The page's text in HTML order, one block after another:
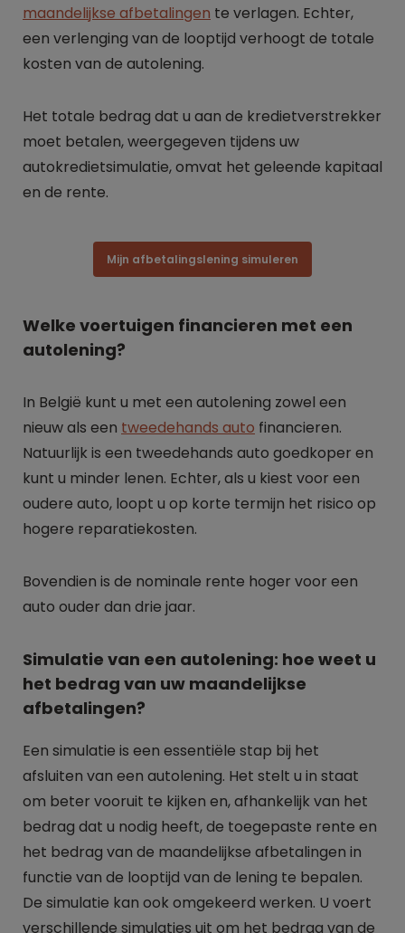
maandelijkse afbetalingen te verlagen. Echter,
een verlenging van de looptijd verhoogt de totale
kosten van de autolening.
Het totale bedrag dat u aan de kredietverstrekker
moet betalen, weergegeven tijdens uw
autokredietsimulatie, omvat het geleende kapitaal
en de rente.
Mijn afbetalingslening simuleren
Welke voertuigen financieren met een
autolening?
In België kunt u met een autolening zowel een
nieuw als een tweedehands auto financieren.
Natuurlijk is een tweedehands auto goedkoper en
kunt u minder lenen. Echter, als u kiest voor een
oudere auto, loopt u op korte termijn het risico op
hogere reparatiekosten.
Bovendien is de nominale rente hoger voor een
auto ouder dan drie jaar.
Simulatie van een autolening: hoe weet u
het bedrag van uw maandelijkse
afbetalingen?
Een simulatie is een essentiële stap bij het
afsluiten van een autolening. Het stelt u in staat
om beter vooruit te kijken en, afhankelijk van het
bedrag dat u nodig heeft, de toegepaste rente en
het bedrag van de maandelijkse afbetalingen in
functie van de looptijd van de lening te bepalen.
De simulatie kan ook omgekeerd werken. U voert
verschillende simulaties uit om het bedrag van de